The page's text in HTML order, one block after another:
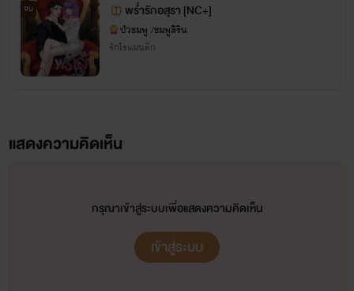
"ข้าจะทำยังไงดี" เชคฮ บราฮิม อัล ฟารี เอ่ยเสียงเครียด เมื่อ
คิดหาวิธีให้ลูกชายตัวดียอมรับเขาและภรรยา
แล้วมันจะคุยกันได้หรอคะ"
บีมเป็นคนจังหวัดบุรีรัมย์เด้อจ้า ที่เริ่มเขียนนิยายเพราะชอบและ
อยากเขียนนะคะ
ง่ายๆ เลยก็เริ่มจากการอ่านนิยายมาก่อนโน๊ะ บีมอาจจะเขียนไม่
ติดตามข่าวสารและพูดคุยได้ทาง
FB: บัวชมพู ชมพูสิริน นักเขียน
จบ พร่ำรักอสุรา [NC+]
บัวชมพู /ชมพูสิริน
รักโรแมนติก
แสดงความคิดเห็น
กรุณาเข้าสู่ระบบเพื่อแสดงความคิดเห็น
เข้าสู่ระบบ